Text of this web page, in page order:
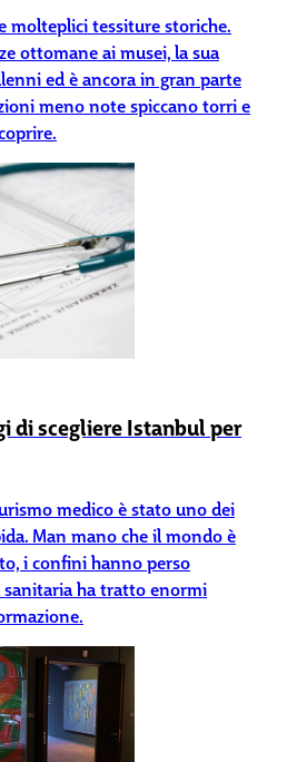
molteplici tessiture storiche.
ottomane ai musei, la sua
ed è ancora in gran parte
meno note spiccano torri e
di scegliere Istanbul per
medico è stato uno dei
Man mano che il mondo è
i confini hanno perso
sanitaria ha tratto enormi